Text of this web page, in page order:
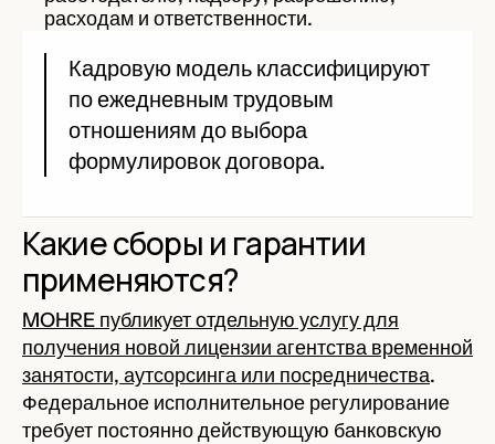
расходам и ответственности.
Кадровую модель классифицируют
по ежедневным трудовым
отношениям до выбора
формулировок договора.
Какие сборы и гарантии
применяются?
MOHRE публикует отдельную услугу для
получения новой лицензии агентства временной
занятости, аутсорсинга или посредничества.
Федеральное исполнительное регулирование
требует постоянно действующую банковскую